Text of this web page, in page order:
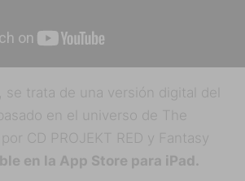
se trata de una versión digital del
en el universo de The
CD PROJEKT RED y Fantasy
en la App Store para iPad.